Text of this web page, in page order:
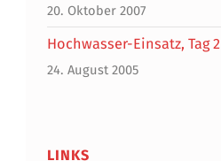
20. Oktober 2007
Hochwasser-Einsatz, Tag 2
24. August 2005
LINKS